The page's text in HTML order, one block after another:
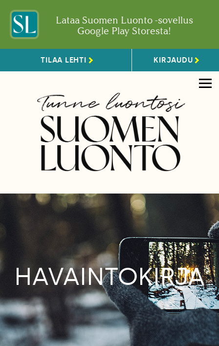
Lataa Suomen Luonto -sovellus
Google Play Storesta!
TILAA LEHTI KIRJAUDU
HAVAINTOKIRJA